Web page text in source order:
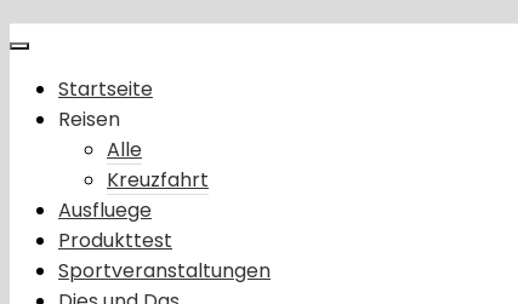
Startseite
Reisen
Alle
Kreuzfahrt
Ausfluege
Produkttest
Sportveranstaltungen